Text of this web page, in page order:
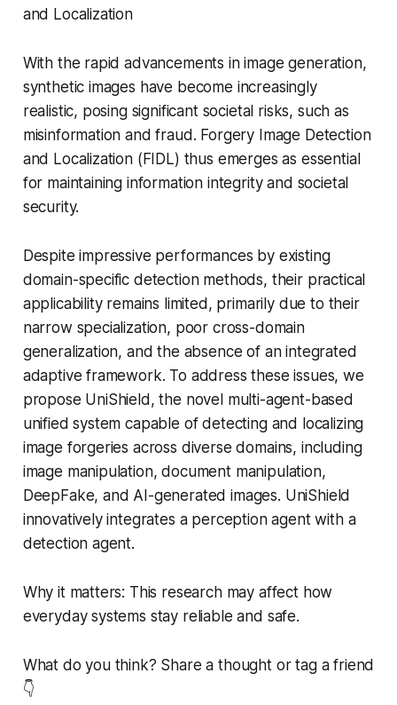
and Localization
With the rapid advancements in image generation,
synthetic images have become increasingly
realistic, posing significant societal risks, such as
misinformation and fraud. Forgery Image Detection
and Localization (FIDL) thus emerges as essential
for maintaining information integrity and societal
security.
Despite impressive performances by existing
domain-specific detection methods, their practical
applicability remains limited, primarily due to their
narrow specialization, poor cross-domain
generalization, and the absence of an integrated
adaptive framework. To address these issues, we
propose UniShield, the novel multi-agent-based
unified system capable of detecting and localizing
image forgeries across diverse domains, including
image manipulation, document manipulation,
DeepFake, and AI-generated images. UniShield
innovatively integrates a perception agent with a
detection agent.
Why it matters: This research may affect how
everyday systems stay reliable and safe.
What do you think? Share a thought or tag a friend
👇